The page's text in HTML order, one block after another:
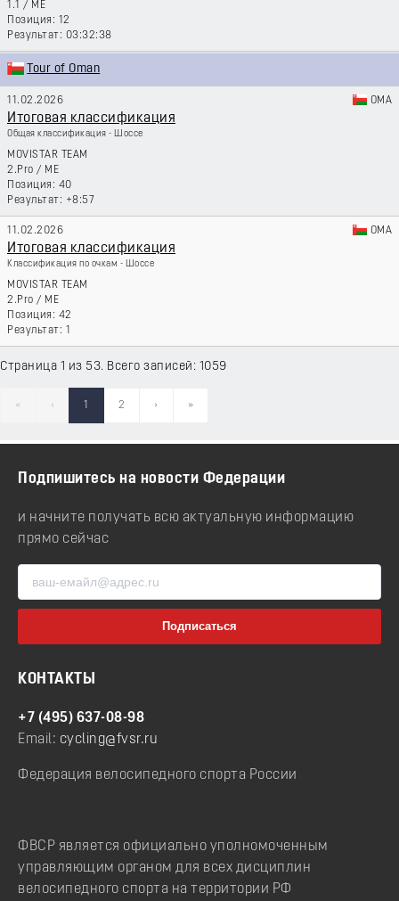
1.1 / ME
12
03:32:38
Tour of Oman
11.02.2026 OMA
Итоговая классификация
Общая классификация - Шоссе
MOVISTAR TEAM
2.Pro / ME
40
+8:57
11.02.2026 OMA
Итоговая классификация
Классификация по очкам - Шоссе
MOVISTAR TEAM
2.Pro / ME
42
1
Страница 1 из 53. Всего записей: 1059
« ‹ 1 2 › »
Подпишитесь на новости Федерации
и начните получать всю актуальную информацию
прямо сейчас
КОНТАКТЫ
+7 (495) 637-08-98
Email: cycling@fvsr.ru
Федерация велосипедного спорта России
ФВСР является официально уполномоченным
управляющим органом для всех дисциплин
велосипедного спорта на территории РФ